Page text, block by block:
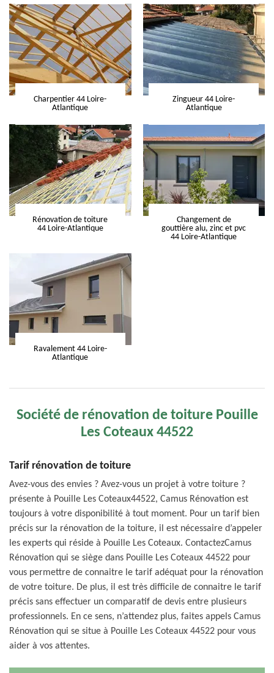
Charpentier 44 Loire-
Atlantique
Zingueur 44 Loire-
Atlantique
Rénovation de toiture
44 Loire-Atlantique
Changement de
gouttière alu, zinc et pvc
44 Loire-Atlantique
Ravalement 44 Loire-
Atlantique
Société de rénovation de toiture Pouille
Les Coteaux 44522
Tarif rénovation de toiture
Avez-vous des envies ? Avez-vous un projet à votre toiture ?
présente à Pouille Les Coteaux44522, Camus Rénovation est
toujours à votre disponibilité à tout moment. Pour un tarif bien
précis sur la rénovation de la toiture, il est nécessaire d’appeler
les experts qui réside à Pouille Les Coteaux. ContactezCamus
Rénovation qui se siège dans Pouille Les Coteaux 44522 pour
vous permettre de connaitre le tarif adéquat pour la rénovation
de votre toiture. De plus, il est très difficile de connaitre le tarif
précis sans effectuer un comparatif de devis entre plusieurs
professionnels. En ce sens, n’attendez plus, faites appels Camus
Rénovation qui se situe à Pouille Les Coteaux 44522 pour vous
aider à vos attentes.